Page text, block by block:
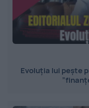
Evoluția lui pește